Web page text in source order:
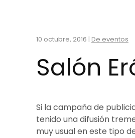
10 octubre, 2016 | De eventos
Salón
Si la campaña de
tenido una difusión
muy usual en este tipo